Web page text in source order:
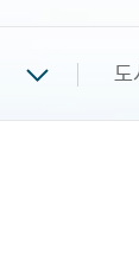
도